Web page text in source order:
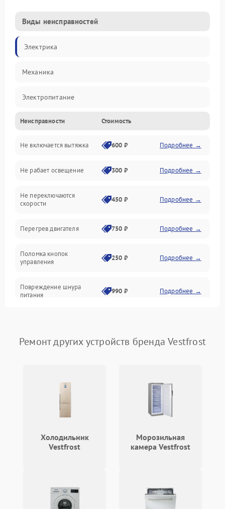
Виды неисправностей
Электрика
Механика
Электропитание
Вентиляция
Освещение
Механические повреждения
Электроника
Неисправности Стоимость
Не включается вытяжка 600 ₽ Подробнее →
Не рабает освещение 300 ₽ Подробнее →
Не переключаются
скорости
450 ₽ Подробнее →
Перегрев двигателя 750 ₽ Подробнее →
Поломка кнопок
управления
250 ₽ Подробнее →
Повреждение шнура
питания
990 ₽ Подробнее →
Подробнее →
Поломка реле Подробнее →
Ремонт других устройств бренда Vestfrost
Холодильник
Vestfrost
Морозильная
камера Vestfrost